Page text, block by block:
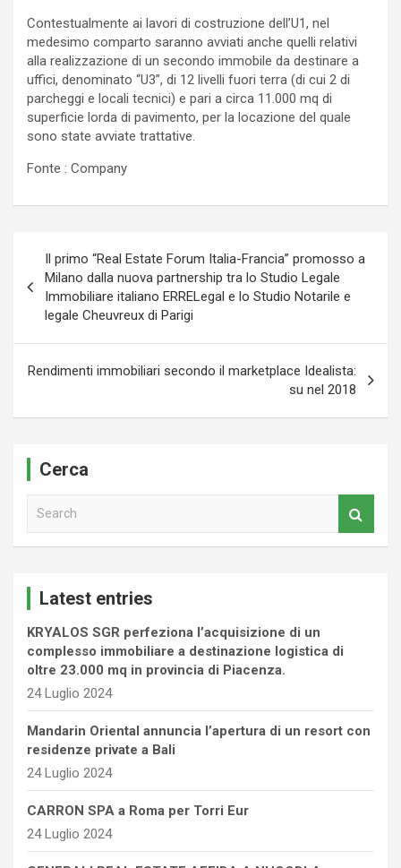
Contestualmente ai lavori di costruzione dell’U1, nel
medesimo comparto saranno avviati anche quelli relativi
alla realizzazione di un secondo immobile da destinare a
uffici, denominato “U3”, di 12 livelli fuori terra (di cui 2 di
parcheggi e locali tecnici) e pari a circa 11.000 mq di
superficie lorda di pavimento, per la locazione del quale
sono state avviate trattative.
Fonte : Company
articoli
Il primo “Real Estate Forum Italia-Francia” promosso a
Milano dalla nuova partnership tra lo Studio Legale
Immobiliare italiano ERRELegal e lo Studio Notarile e
legale Cheuvreux di Parigi
Rendimenti immobiliari secondo il marketplace Idealista:
su nel 2018
Cerca
Latest entries
KRYALOS SGR perfeziona l’acquisizione di un
complesso immobiliare a destinazione logistica di
oltre 23.000 mq in provincia di Piacenza.
24 Luglio 2024
Mandarin Oriental annuncia l’apertura di un resort con
residenze private a Bali
24 Luglio 2024
CARRON SPA a Roma per Torri Eur
24 Luglio 2024